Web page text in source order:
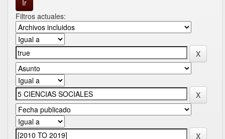
Filtros actuales: